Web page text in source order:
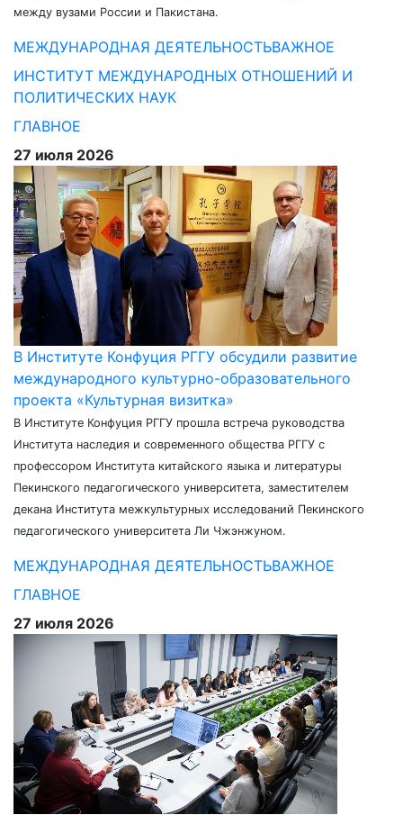
между вузами России и Пакистана.
МЕЖДУНАРОДНАЯ ДЕЯТЕЛЬНОСТЬВАЖНОЕ
ИНСТИТУТ МЕЖДУНАРОДНЫХ ОТНОШЕНИЙ И
ПОЛИТИЧЕСКИХ НАУК
ГЛАВНОЕ
27 июля 2026
В Институте Конфуция РГГУ обсудили развитие
международного культурно-образовательного
проекта «Культурная визитка»
В Институте Конфуция РГГУ прошла встреча руководства
Института наследия и современного общества РГГУ с
профессором Института китайского языка и литературы
Пекинского педагогического университета, заместителем
декана Института межкультурных исследований Пекинского
педагогического университета Ли Чжэнжуном.
МЕЖДУНАРОДНАЯ ДЕЯТЕЛЬНОСТЬВАЖНОЕ
ГЛАВНОЕ
27 июля 2026